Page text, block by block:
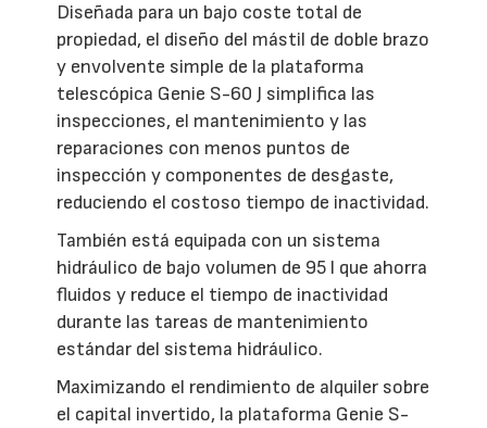
Diseñada para un bajo coste total de
propiedad, el diseño del mástil de doble brazo
y envolvente simple de la plataforma
telescópica Genie S-60 J simplifica las
inspecciones, el mantenimiento y las
reparaciones con menos puntos de
inspección y componentes de desgaste,
reduciendo el costoso tiempo de inactividad.
También está equipada con un sistema
hidráulico de bajo volumen de 95 l que ahorra
fluidos y reduce el tiempo de inactividad
durante las tareas de mantenimiento
estándar del sistema hidráulico.
Maximizando el rendimiento de alquiler sobre
el capital invertido, la plataforma Genie S-